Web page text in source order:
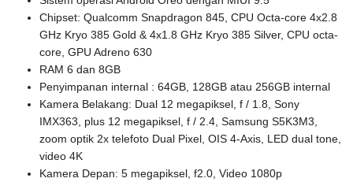
Chipset: Qualcomm Snapdragon 845, CPU Octa-core 4x2.8
GHz Kryo 385 Gold & 4x1.8 GHz Kryo 385 Silver, CPU octa-
core, GPU Adreno 630
RAM 6 dan 8GB
Penyimpanan internal : 64GB, 128GB atau 256GB internal
Kamera Belakang: Dual 12 megapiksel, f / 1.8, Sony
IMX363, plus 12 megapiksel, f / 2.4, Samsung S5K3M3,
zoom optik 2x telefoto Dual Pixel, OIS 4-Axis, LED dual tone,
video 4K
Kamera Depan: 5 megapiksel, f2.0, Video 1080p